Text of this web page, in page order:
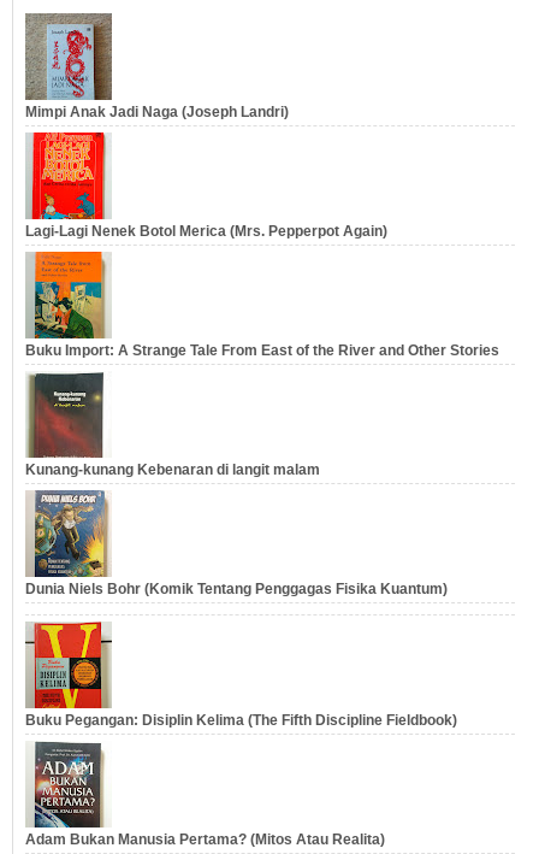
Mimpi Anak Jadi Naga (Joseph Landri)
Lagi-Lagi Nenek Botol Merica (Mrs. Pepperpot Again)
Buku Import: A Strange Tale From East of the River and Other Stories
Kunang-kunang Kebenaran di langit malam
Dunia Niels Bohr (Komik Tentang Penggagas Fisika Kuantum)
Buku Pegangan: Disiplin Kelima (The Fifth Discipline Fieldbook)
Adam Bukan Manusia Pertama? (Mitos Atau Realita)